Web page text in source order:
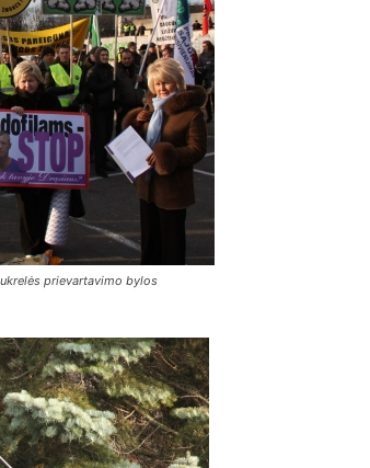
prievartavimo bylos